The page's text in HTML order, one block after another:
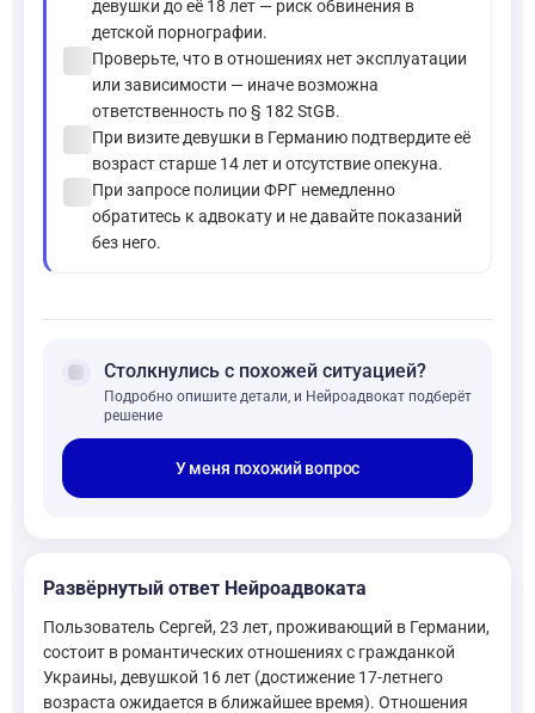
девушки до её 18 лет — риск обвинения в
детской порнографии.
Проверьте, что в отношениях нет эксплуатации
или зависимости — иначе возможна
ответственность по § 182 StGB.
При визите девушки в Германию подтвердите её
возраст старше 14 лет и отсутствие опекуна.
При запросе полиции ФРГ немедленно
обратитесь к адвокату и не давайте показаний
без него.
forum Столкнулись с похожей ситуацией?
Подробно опишите детали, и Нейроадвокат подберёт
решение
У меня похожий вопрос
Развёрнутый ответ Нейроадвоката
Пользователь Сергей, 23 лет, проживающий в Германии,
состоит в романтических отношениях с гражданкой
Украины, девушкой 16 лет (достижение 17-летнего
возраста ожидается в ближайшее время). Отношения